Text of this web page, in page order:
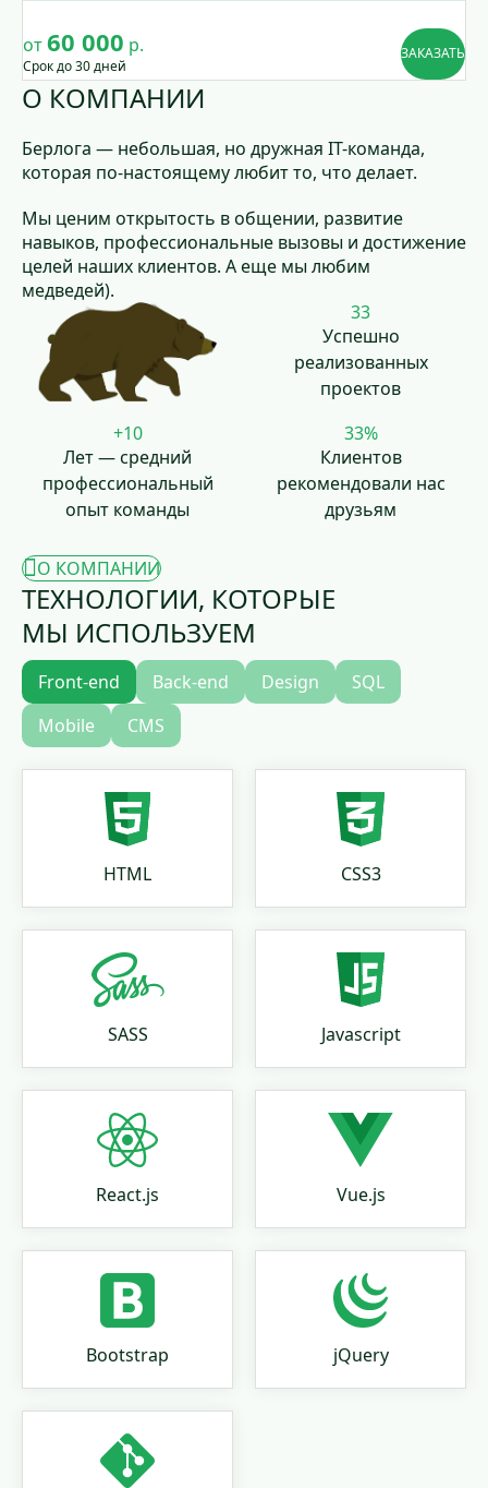
от60 000 р.
Срок до 30 дней
ЗАКАЗАТЬ
О КОМПАНИИ
Берлога — небольшая, но дружная IT-команда,
которая по-настоящему любит то, что делает.
Мы ценим открытость в общении, развитие
навыков, профессиональные вызовы и достижение
целей наших клиентов. А еще мы любим
медведей).
48
Успешно
реализованных
проектов
+10
Лет — средний
профессиональный
опыт команды
48%
Клиентов
рекомендовали нас
друзьям
О КОМПАНИИ
ТЕХНОЛОГИИ, КОТОРЫЕ
МЫ ИСПОЛЬЗУЕМ
Front-end Back-end Design
SQL
Mobile
CMS
HTML CSS3
SASS Javascript
React.js Vue.js
Bootstrap jQuery